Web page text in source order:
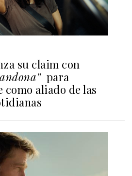
su claim con
para
aliado de las